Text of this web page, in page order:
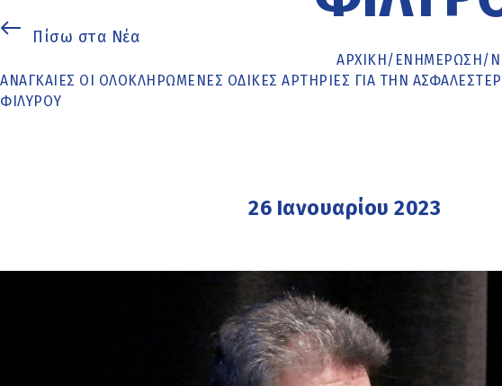
Πίσω στα Νέα
ΑΡΧΙΚΉ/ ΕΝΗΜΈΡΩΣΗ/
ΑΝΑΓΚΑΊΕΣ ΟΙ ΟΛΟΚΛΗΡΩΜΈΝΕΣ ΟΔΙΚΈΣ ΑΡΤΗΡΊΕΣ ΓΙΑ ΤΗΝ
ΦΙΛΎΡΟΥ
26 Ιανουαρίου 2023